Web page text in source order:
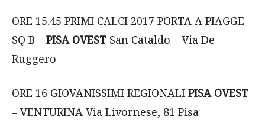
ORE 15.45 PRIMI CALCI 2017 PORTA A PIAGGE
SQ B – PISA OVEST San Cataldo – Via De
Ruggero
ORE 16 GIOVANISSIMI REGIONALI PISA OVEST
– VENTURINA Via Livornese, 81 Pisa